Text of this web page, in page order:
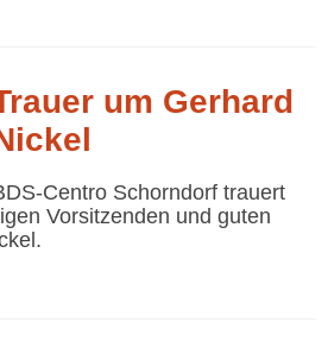
um Gerhard
Centro Schorndorf trauert
Vorsitzenden und guten